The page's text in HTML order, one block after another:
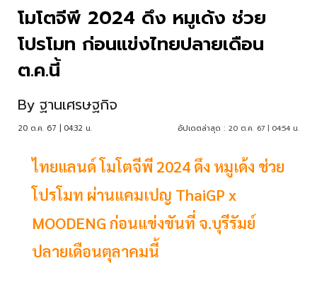
โมโตจีพี 2024 ดึง หมูเด้ง ช่วย
โปรโมท ก่อนแข่งไทยปลายเดือน
ต.ค.นี้
By ฐานเศรษฐกิจ
20 ต.ค. 67 | 04:32 น. อัปเดตล่าสุด : 20 ต.ค. 67 | 04:54 น.
ไทยแลนด์ โมโตจีพี 2024 ดึง หมูเด้ง ช่วย
โปรโมท ผ่านแคมเปญ ThaiGP x
MOODENG ก่อนแข่งขันที่ จ.บุรีรัมย์
ปลายเดือนตุลาคมนี้